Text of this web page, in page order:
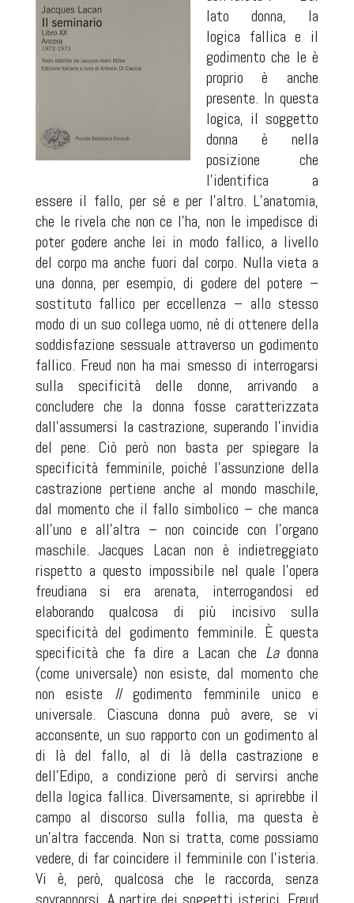
lato donna, la
logica fallica e il
godimento che le è
proprio è anche
presente. In questa
logica, il soggetto
donna è nella
posizione che
l’identifica a
essere il fallo, per sé e per l’altro. L’anatomia,
che le rivela che non ce l’ha, non le impedisce di
poter godere anche lei in modo fallico, a livello
del corpo ma anche fuori dal corpo. Nulla vieta a
una donna, per esempio, di godere del potere –
sostituto fallico per eccellenza – allo stesso
modo di un suo collega uomo, né di ottenere della
soddisfazione sessuale attraverso un godimento
fallico. Freud non ha mai smesso di interrogarsi
sulla specificità delle donne, arrivando a
concludere che la donna fosse caratterizzata
dall’assumersi la castrazione, superando l’invidia
del pene. Ciò però non basta per spiegare la
specificità femminile, poiché l’assunzione della
castrazione pertiene anche al mondo maschile,
dal momento che il fallo simbolico – che manca
all’uno e all’altra – non coincide con l’organo
maschile. Jacques Lacan non è indietreggiato
rispetto a questo impossibile nel quale l’opera
freudiana si era arenata, interrogandosi ed
elaborando qualcosa di più incisivo sulla
specificità del godimento femminile. È questa
specificità che fa dire a Lacan che Ladonna
(come universale) non esiste, dal momento che
non esiste Ilgodimento femminile unico e
universale. Ciascuna donna può avere, se vi
acconsente, un suo rapporto con un godimento al
di là del fallo, al di là della castrazione e
dell’Edipo, a condizione però di servirsi anche
della logica fallica. Diversamente, si aprirebbe il
campo al discorso sulla follia, ma questa è
un’altra faccenda. Non si tratta, come possiamo
vedere, di far coincidere il femminile con l’isteria.
Vi è, però, qualcosa che le raccorda, senza